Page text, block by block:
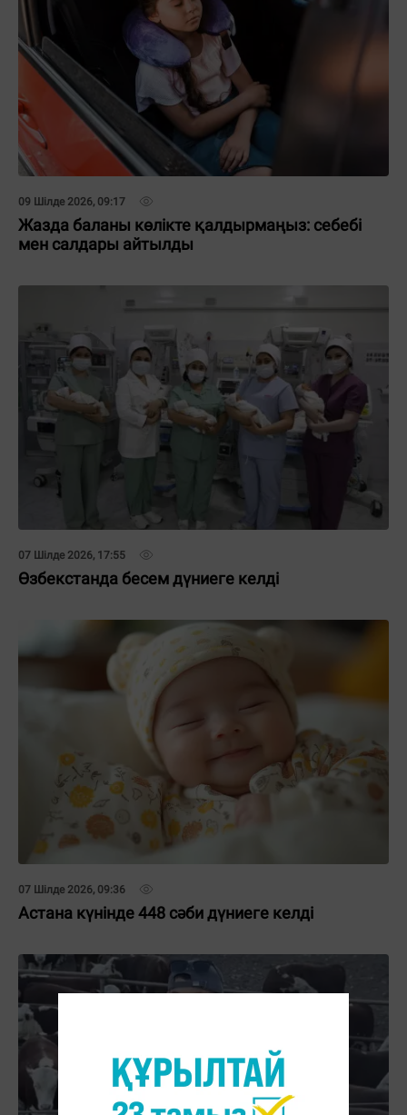
09 Шілде 2026, 09:17
Жазда баланы көлікте қалдырмаңыз: себебі
мен салдары айтылды
07 Шілде 2026, 17:55
Өзбекстанда бесем дүниеге келді
07 Шілде 2026, 09:36
Астана күнінде 448 сәби дүниеге келді